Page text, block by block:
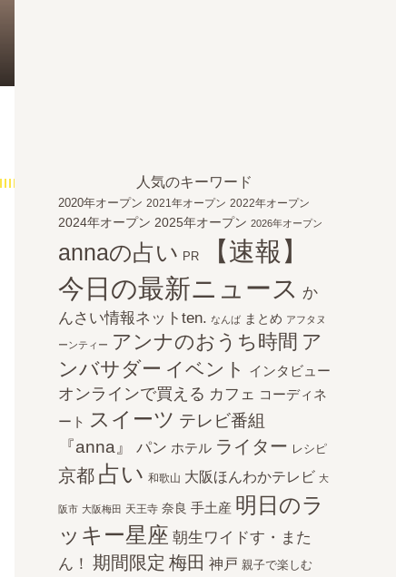
人気のキーワード
2020年オープン 2021年オープン 2022年オープン
2024年オープン 2025年オープン 2026年オープン
annaの占い PR
【速報】
今日の最新ニュース か
んさい情報ネットten. なんば まとめ アフタヌ
ーンティー アンナのおうち時間 ア
ンバサダー イベント インタビュー
オンラインで買える カフェ コーディネ
ート
スイーツ テレビ番組
『anna』
パン ホテル ライター レシピ
京都 占い 和歌山 大阪ほんわかテレビ 大
阪市 大阪梅田 天王寺 奈良 手土産 明日のラ
ッキー星座 朝生ワイドす・また
ん！ 期間限定 梅田 神戸 親子で楽しむ